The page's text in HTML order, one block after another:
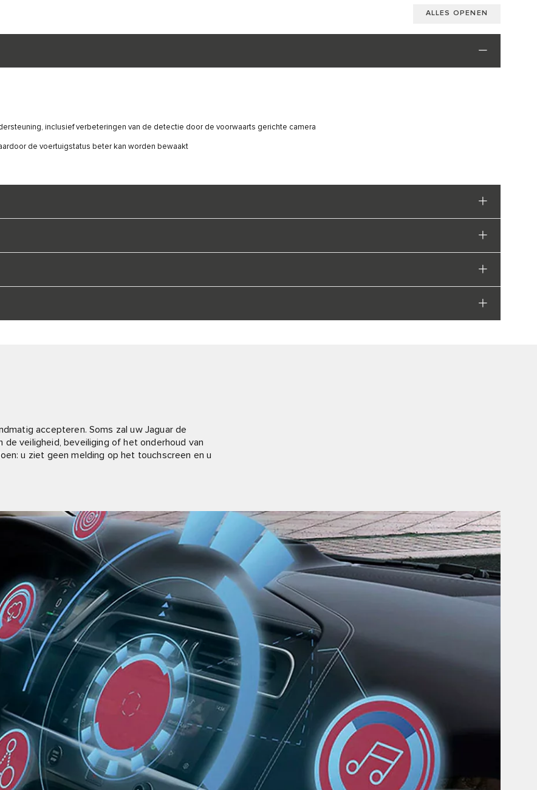
ALLES OPENEN
inclusief verbeteringen van de detectie door de voorwaarts gerichte camera
de voertuigstatus beter kan worden bewaakt
accepteren. Soms zal uw Jaguar de
veiligheid, beveiliging of het onderhoud van
u ziet geen melding op het touchscreen en u